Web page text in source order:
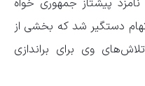
پیشتاز جمهوری خواه
دستگیر شد که بخشی از
وی برای براندازی